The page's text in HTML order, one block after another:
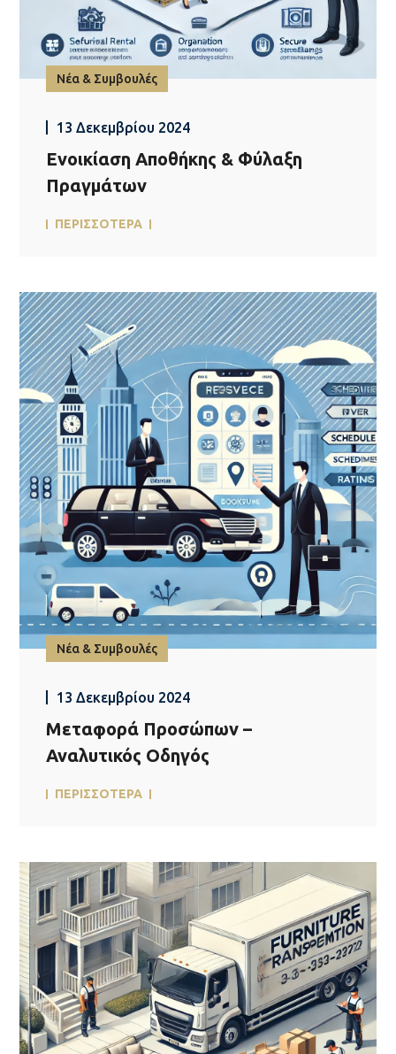
Νέα & Συμβουλές
13 Δεκεμβρίου 2024
Ενοικίαση Αποθήκης & Φύλαξη
Πραγμάτων
ΠΕΡΙΣΣΟΤΕΡΑ
Νέα & Συμβουλές
13 Δεκεμβρίου 2024
Μεταφορά Προσώπων –
Αναλυτικός Οδηγός
ΠΕΡΙΣΣΟΤΕΡΑ